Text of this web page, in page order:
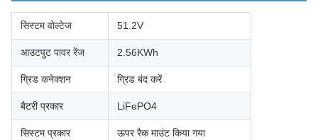
सिस्टम वोल्टेज 51.2V
आउटपुट पावर रेंज 2.56KWh
ग्रिड कनेक्शन ग्रिड बंद करें
बैटरी प्रकार LiFePO4
सिस्टम प्रकार ऊपर रैक माउंट किया गया